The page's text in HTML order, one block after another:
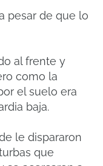
pesar de que lo
al frente y
como la
el suelo era
baja.
le dispararon
que